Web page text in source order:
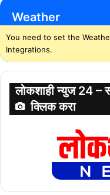
Weather
You need to set the
Integrations.
लोकशाही न्युज 24 –
क्लिक करा